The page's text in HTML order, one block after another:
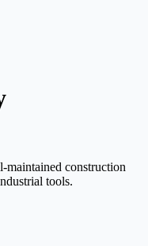
construction
tools.